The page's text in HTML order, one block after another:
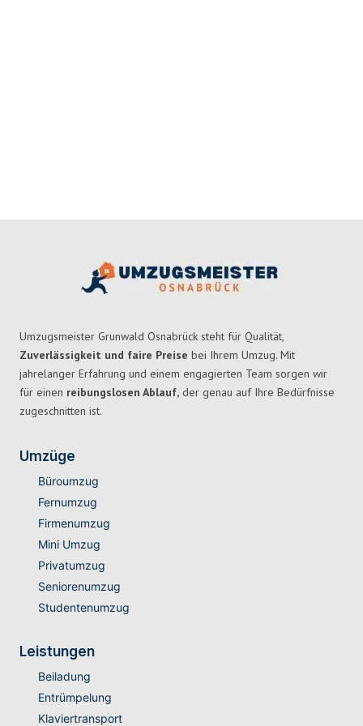
Umzugsmeister Grunwald Osnabrück steht für Qualität,
Zuverlässigkeit und faire Preise bei Ihrem Umzug. Mit
jahrelanger Erfahrung und einem engagierten Team sorgen wir
für einen reibungslosen Ablauf, der genau auf Ihre Bedürfnisse
zugeschnitten ist.
Umzüge
Büroumzug
Fernumzug
Firmenumzug
Mini Umzug
Privatumzug
Seniorenumzug
Studentenumzug
Leistungen
Beiladung
Entrümpelung
Klaviertransport